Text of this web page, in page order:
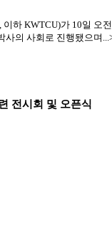
하 KWTCU)가 10일 오
의 사회로 진행됐으며
전시회 및 오픈식